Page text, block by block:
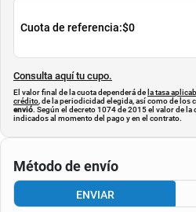
Cuota de referencia:$0
Consulta aquí tu cupo.
El valor final de la cuota dependerá de la tasa
crédito , de la periodicidad elegida, así como de los
envió. Según el decreto 1074 de 2015 el valor de
indicados al momento del pago y en el contrato.
Método de envío
ENVIAR